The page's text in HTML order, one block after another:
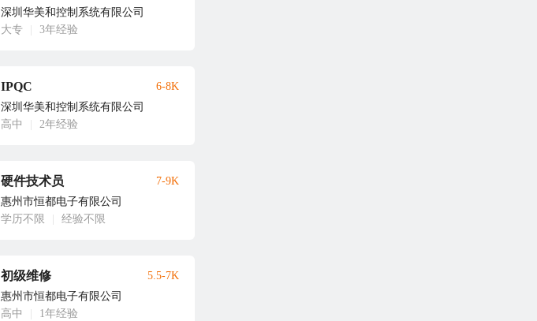
深圳华美和控制系统有限公司
大专
3年经验
IPQC
深圳华美和控制系统有限公司
高中
2年经验
6-8K
硬件技术员
惠州市恒都电子有限公司
学历不限
经验不限
7-9K
初级维修
惠州市恒都电子有限公司
高中
1年经验
5.5-7K